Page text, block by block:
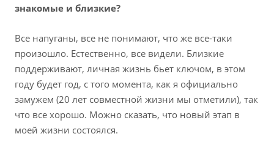
знакомые и близкие?
Все напуганы, все не понимают, что же все-таки
произошло. Естественно, все видели. Близкие
поддерживают, личная жизнь бьет ключом, в этом
году будет год, с того момента, как я официально
замужем (20 лет совместной жизни мы отметили), так
что все хорошо. Можно сказать, что новый этап в
моей жизни состоялся.